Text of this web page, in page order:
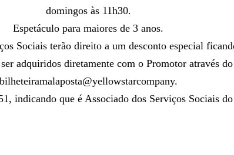
domingos às 11h30.
Espetáculo para maiores de 3 anos.
Sociais terão direito a um desconto especial
adquiridos diretamente com o Promotor através
bilheteiramalaposta@yellowstarcompany.
indicando que é Associado dos Serviços Sociais